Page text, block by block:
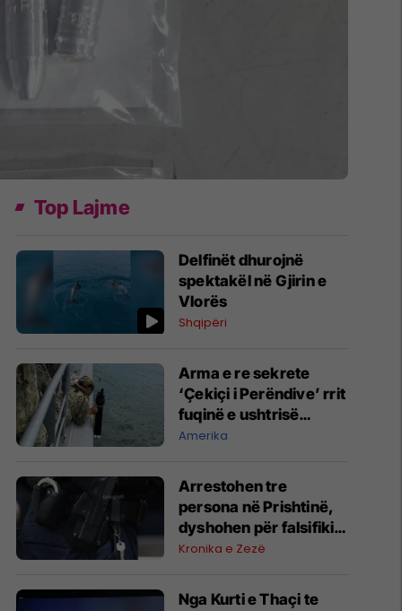
Top Lajme
Delfinët dhurojnë
spektakël në Gjirin e
Vlorës
Shqipëri
Arma e re sekrete
‘Çekiçi i Perëndive’ rrit
fuqinë e ushtrisë
amerikane
Amerika
Arrestohen tre
persona në Prishtinë,
dyshohen për falsifikim
dokumentesh dhe
Kronika e Zezë
Nga Kurti e Thaçi te